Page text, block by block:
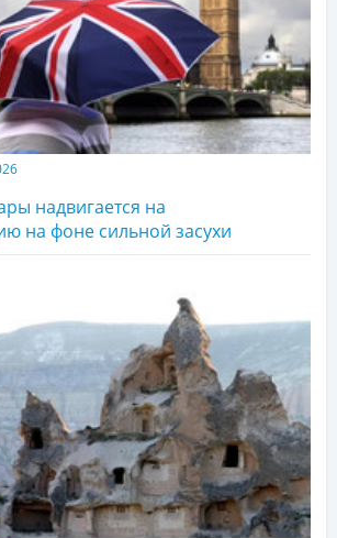
надвигается на
на фоне сильной засухи